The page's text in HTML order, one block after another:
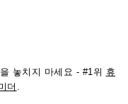
베스트셀러 카테고리 제품들을 놓치지 마세요 - #1위 휴
더